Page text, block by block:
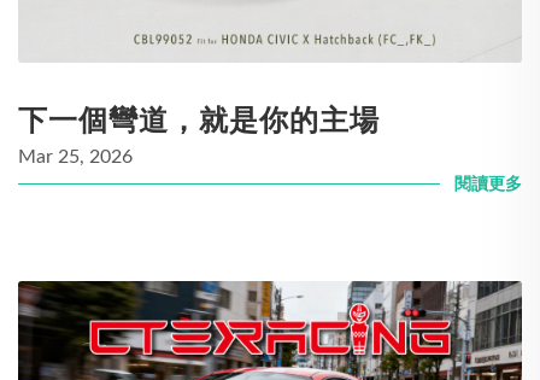
下一個彎道，就是你的主場
Mar 25, 2026
閱讀更多